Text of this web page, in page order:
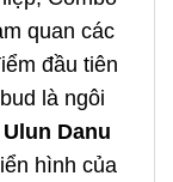
quan các
đầu tiên
là ngôi
Ulun Danu
hình của